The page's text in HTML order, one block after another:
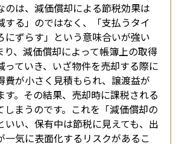
のは、減価償却による節税効果は
する」のではなく、「支払うタイ
にずらす」という意味合いが強い
り、減価償却によって帳簿上の取得
っていき、いざ物件を売却する際に
費が小さく見積もられ、譲渡益が
す。その結果、売却時に課税される
しまうのです。これを「減価償却の
いい、保有中は節税に見えても、出
一気に表面化するリスクがあるこ